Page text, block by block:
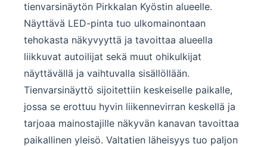
tienvarsinäytön Pirkkalan Kyöstin alueelle.
Näyttävä LED-pinta tuo ulkomainontaan
tehokasta näkyvyyttä ja tavoittaa alueella
liikkuvat autoilijat sekä muut ohikulkijat
näyttävällä ja vaihtuvalla sisällöllään.
Tienvarsinäyttö sijoitettiin keskeiselle paikalle,
jossa se erottuu hyvin liikennevirran keskellä ja
tarjoaa mainostajille näkyvän kanavan tavoittaa
paikallinen yleisö. Valtatien läheisyys tuo paljon